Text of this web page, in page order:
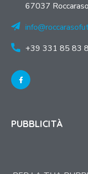
67037
+39 331 85 83
PUBBLICITÀ